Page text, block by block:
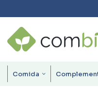
Comida